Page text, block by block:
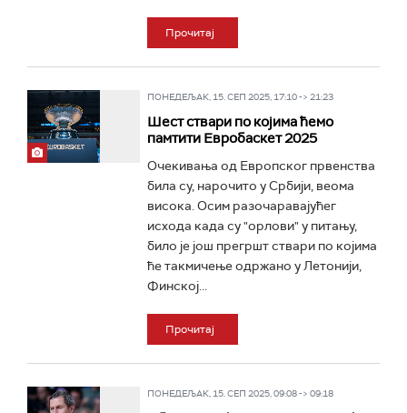
Прочитај
ПОНЕДЕЉАК, 15. СЕП 2025, 17:10 -> 21:23
Шест ствари по којима ћемо
памтити Евробаскет 2025
Очекивања од Европског првенства
била су, нарочито у Србији, веома
висока. Осим разочаравајућег
исхода када су "орлови" у питању,
било је још прегршт ствари по којима
ће такмичење одржано у Летонији,
Финској...
Прочитај
ПОНЕДЕЉАК, 15. СЕП 2025, 09:08 -> 09:18